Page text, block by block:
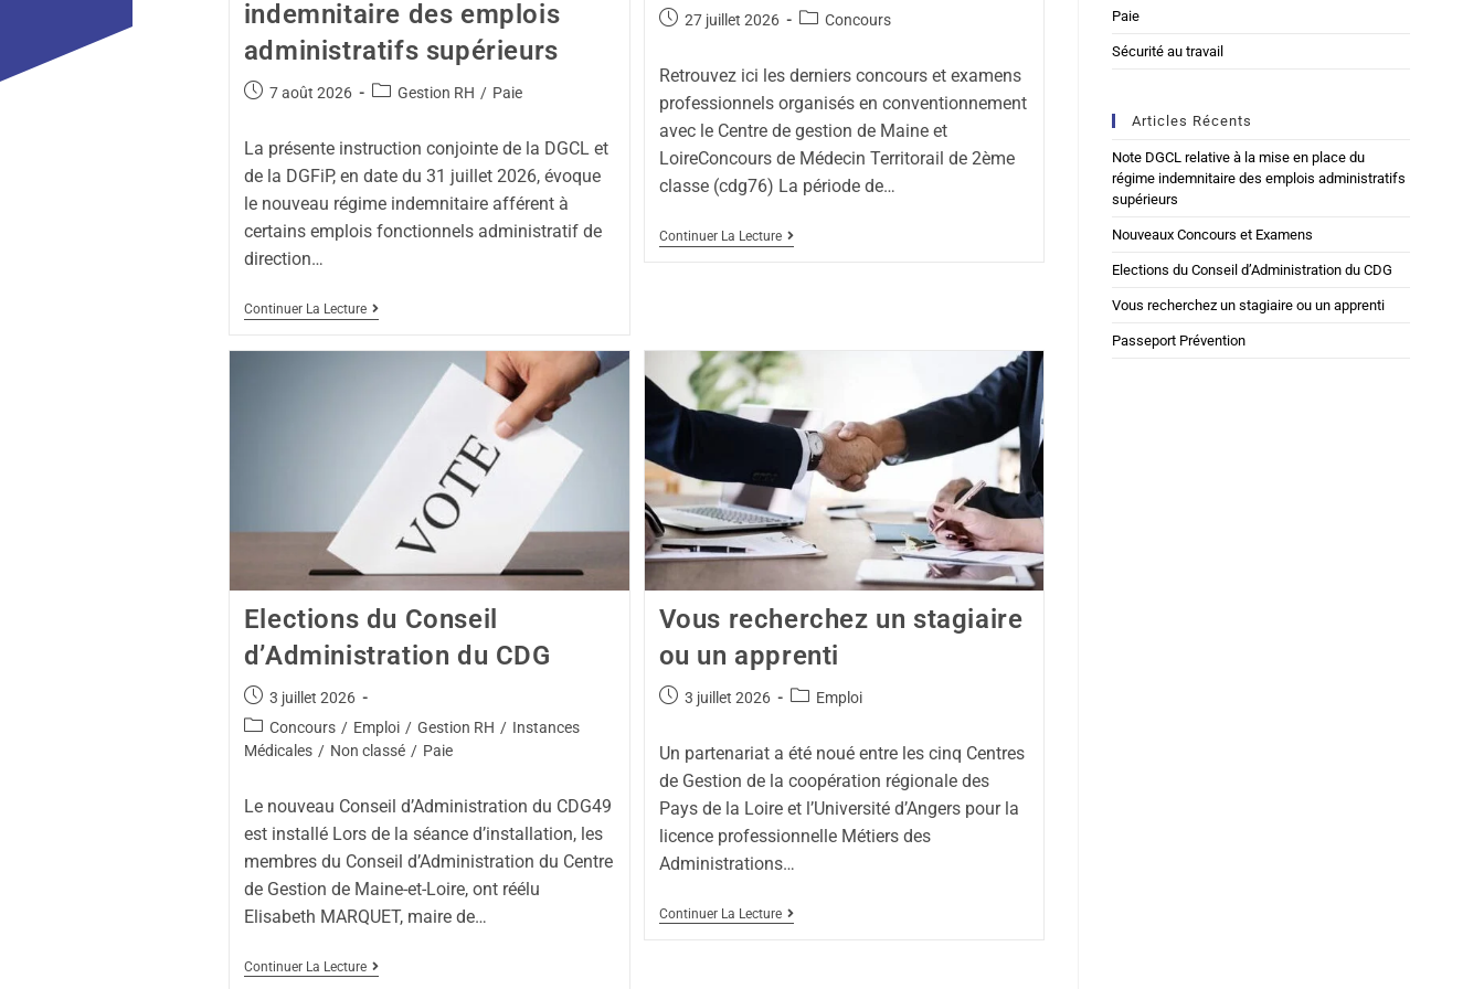
indemnitaire des emplois
administratifs supérieurs
7 août 2026 Gestion RH / Paie
La présente instruction conjointe de la DGCL et
de la DGFiP, en date du 31 juillet 2026, évoque
le nouveau régime indemnitaire afférent à
certains emplois fonctionnels administratif de
direction…
Continuer La Lecture
27 juillet 2026 Concours
Retrouvez ici les derniers concours et examens
professionnels organisés en conventionnement
avec le Centre de gestion de Maine et
LoireConcours de Médecin Territorail de 2ème
classe (cdg76) La période de…
Continuer La Lecture
Elections du Conseil
d’Administration du CDG
3 juillet 2026
Concours / Emploi / Gestion RH / Instances
Médicales / Non classé / Paie
Le nouveau Conseil d’Administration du CDG49
est installé Lors de la séance d’installation, les
membres du Conseil d’Administration du Centre
de Gestion de Maine-et-Loire, ont réélu
Elisabeth MARQUET, maire de…
Continuer La Lecture
Vous recherchez un stagiaire
ou un apprenti
3 juillet 2026 Emploi
Un partenariat a été noué entre les cinq Centres
de Gestion de la coopération régionale des
Pays de la Loire et l’Université d’Angers pour la
licence professionnelle Métiers des
Administrations…
Continuer La Lecture
Paie
Sécurité au travail
Articles Récents
Note DGCL relative à la mise en place du
régime indemnitaire des emplois administratifs
supérieurs
Nouveaux Concours et Examens
Elections du Conseil d’Administration du CDG
Vous recherchez un stagiaire ou un apprenti
Passeport Prévention